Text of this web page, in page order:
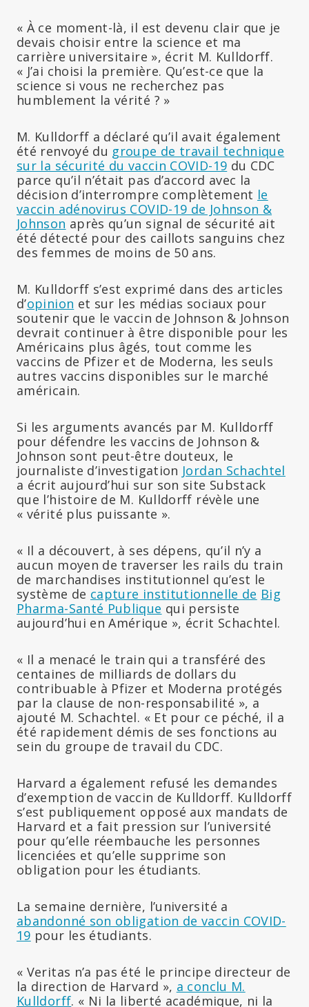
« À ce moment-là, il est devenu clair que je
devais choisir entre la science et ma
carrière universitaire », écrit M. Kulldorff.
« J’ai choisi la première. Qu’est-ce que la
science si vous ne recherchez pas
humblement la vérité ? »
M. Kulldorff a déclaré qu’il avait également
été renvoyé du groupe de travail technique
sur la sécurité du vaccin COVID-19 du CDC
parce qu’il n’était pas d’accord avec la
décision d’interrompre complètement le
vaccin adénovirus COVID-19 de Johnson &
Johnson après qu’un signal de sécurité ait
été détecté pour des caillots sanguins chez
des femmes de moins de 50 ans.
M. Kulldorff s’est exprimé dans des articles
d’opinion et sur les médias sociaux pour
soutenir que le vaccin de Johnson & Johnson
devrait continuer à être disponible pour les
Américains plus âgés, tout comme les
vaccins de Pfizer et de Moderna, les seuls
autres vaccins disponibles sur le marché
américain.
Si les arguments avancés par M. Kulldorff
pour défendre les vaccins de Johnson &
Johnson sont peut-être douteux, le
journaliste d’investigation Jordan Schachtel
a écrit aujourd’hui sur son site Substack
que l’histoire de M. Kulldorff révèle une
« vérité plus puissante ».
« Il a découvert, à ses dépens, qu’il n’y a
aucun moyen de traverser les rails du train
de marchandises institutionnel qu’est le
système de capture institutionnelle de Big
Pharma-Santé Publique qui persiste
aujourd’hui en Amérique », écrit Schachtel.
« Il a menacé le train qui a transféré des
centaines de milliards de dollars du
contribuable à Pfizer et Moderna protégés
par la clause de non-responsabilité », a
ajouté M. Schachtel. « Et pour ce péché, il a
été rapidement démis de ses fonctions au
sein du groupe de travail du CDC.
Harvard a également refusé les demandes
d’exemption de vaccin de Kulldorff. Kulldorff
s’est publiquement opposé aux mandats de
Harvard et a fait pression sur l’université
pour qu’elle réembauche les personnes
licenciées et qu’elle supprime son
obligation pour les étudiants.
La semaine dernière, l’université a
abandonné son obligation de vaccin COVID-
19 pour les étudiants.
« Veritas n’a pas été le principe directeur de
la direction de Harvard », a conclu M.
Kulldorff. « Ni la liberté académique, ni la